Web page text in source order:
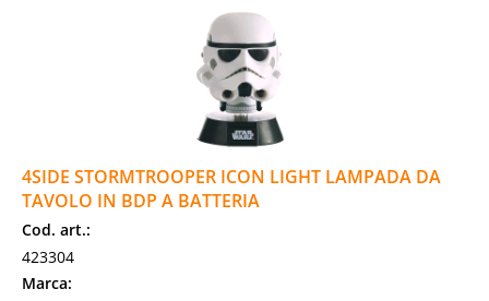
4SIDE STORMTROOPER ICON LIGHT LAMPADA DA
TAVOLO IN BDP A BATTERIA
Cod. art.:
423304
Marca: